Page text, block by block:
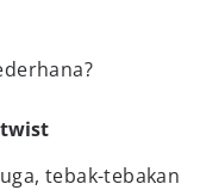
twist
tebak-tebakan